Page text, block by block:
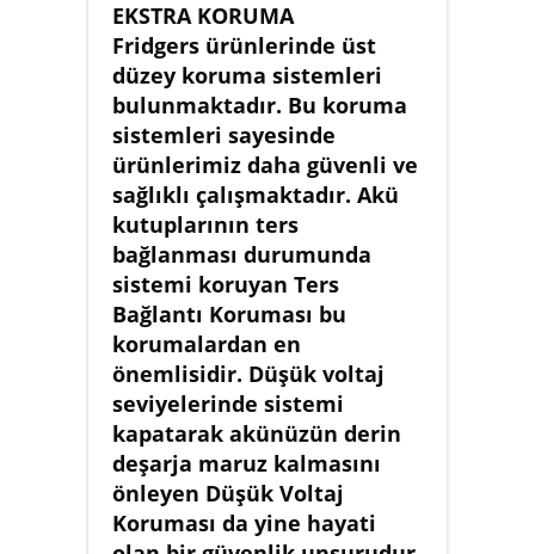
EKSTRA KORUMA
Fridgers ürünlerinde üst
düzey koruma sistemleri
bulunmaktadır. Bu koruma
sistemleri sayesinde
ürünlerimiz daha güvenli ve
sağlıklı çalışmaktadır. Akü
kutuplarının ters
bağlanması durumunda
sistemi koruyan Ters
Bağlantı Koruması bu
korumalardan en
önemlisidir. Düşük voltaj
seviyelerinde sistemi
kapatarak akünüzün derin
deşarja maruz kalmasını
önleyen Düşük Voltaj
Koruması da yine hayati